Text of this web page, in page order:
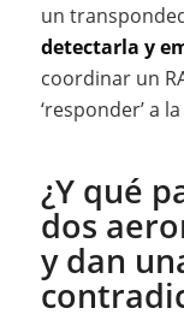
un
detectarla y
coordinar un
‘responder’ a
¿Y qué
dos
y dan